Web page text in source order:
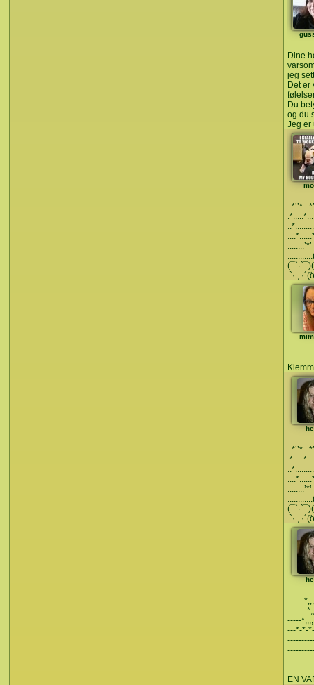
Dine
jeg
Det er
Du
og du
Jeg er
..*’’*.
..*’’*.
------
-------
-----
---*-*-
EN